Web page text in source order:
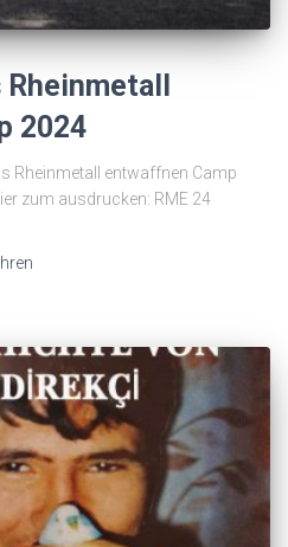
2024
Rheinmetall entwaffnen Camp
zum ausdrucken: RME 24